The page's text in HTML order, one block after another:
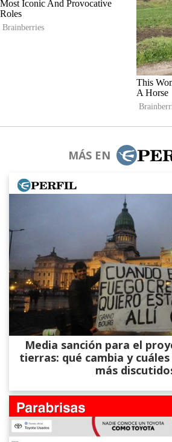
MÁS EN
Media sanción para el
tierras: qué cambia y
más